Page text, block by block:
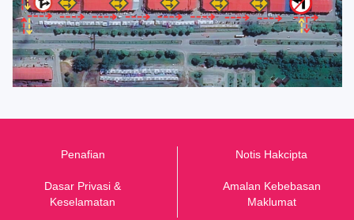
Penafian
Dasar Privasi &
Keselamatan
Notis Hakcipta
Amalan Kebebasan
Maklumat